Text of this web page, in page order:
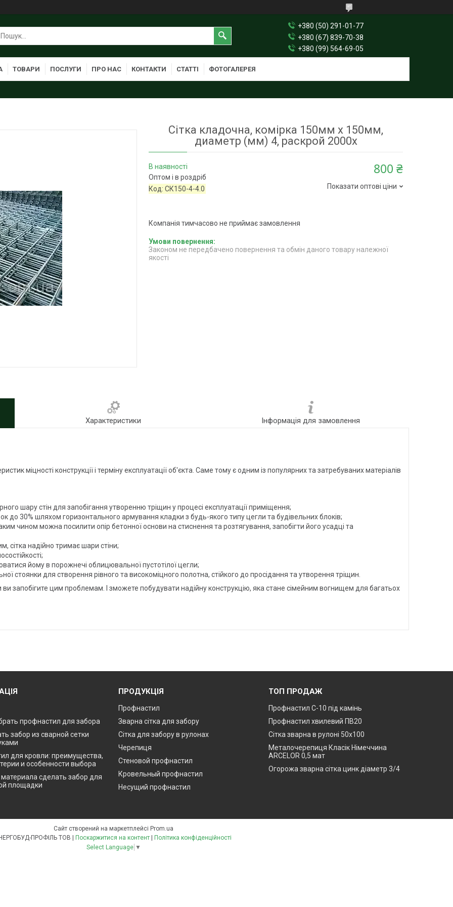
+380 (50) 291-01-77
+380 (67) 839-70-38
+380 (99) 564-69-05
ТОВАРИ ПОСЛУГИ ПРО НАС КОНТАКТИ СТАТТІ ФОТОГАЛЕРЕЯ
Сітка кладочна, комірка 150мм х 150мм,
диаметр (мм) 4, раскрой 2000х
В наявності
Оптом і в роздріб
Код:СК150-4-4.0
800 ₴
Показати оптові ціни
Компанія тимчасово не приймає замовлення
Законом не передбачено повернення та обмін даного товару належної
якості
Характеристики Інформація для замовлення
міцності конструкції і терміну експлуатації об'єкта. Саме тому є одним із популярних та затребуваних матеріалів
шару стін для запобігання утворенню тріщин у процесі експлуатації приміщення;
до 30% шляхом горизонтального армування кладки з будь-якого типу цегли та будівельних блоків;
чином можна посилити опір бетонної основи на стиснення та розтягування, запобігти його усадці та
сітка надійно тримає шари стіни;
йому в порожнечі облицювальної пустотілої цегли;
стоянки для створення рівного та високоміцного полотна, стійкого до просідання та утворення тріщин.
запобігите цим проблемам. І зможете побудувати надійну конструкцію, яка стане сімейним вогнищем для багатьох
профнастил для забора
забор из сварной сетки
для кровли: преимущества,
и особенности выбора
материала сделать забор для
площадки
ПРОДУКЦІЯ
Профнастил
Зварна сітка для забору
Сітка для забору в рулонах
Черепиця
Стеновой профнастил
Кровельный профнастил
Несущий профнастил
ТОП ПРОДАЖ
Профнастил С-10 під камінь
Профнастил хвилевий ПВ20
Сітка зварна в рулоні 50х100
Металочерепиця Класік Німеччина
ARCELOR 0,5 мат
Огорожа зварна сітка цинк діаметр 3/4
Сайт створений на маркетплейсі Prom.ua
Поскаржитися на контент
Політика конфіденційності
Select Language ▼